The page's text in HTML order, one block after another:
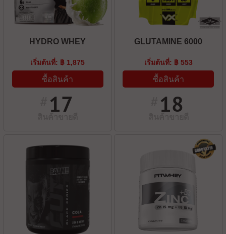
HYDRO WHEY
เริ่มต้นที่: ฿ 1,875
ซื้อสินค้า
17
GLUTAMINE 6000
เริ่มต้นที่: ฿ 553
ซื้อสินค้า
18